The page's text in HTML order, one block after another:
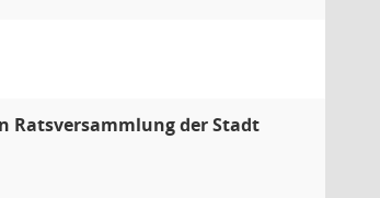
Ratsversammlung der Stadt